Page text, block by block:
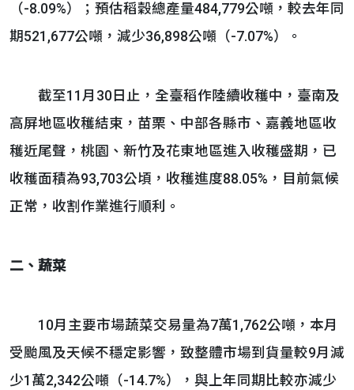
（-8.09%）；預估稻穀總產量484,779公噸，較去年同
期521,677公噸，減少36,898公噸（-7.07%）。
截至11月30日止，全臺稻作陸續收穫中，臺南及
高屏地區收穫結束，苗栗、中部各縣市、嘉義地區收
穫近尾聲，桃園、新竹及花東地區進入收穫盛期，已
收穫面積為93,703公頃，收穫進度88.05%，目前氣候
正常，收割作業進行順利。
二、蔬菜
10月主要市場蔬菜交易量為7萬1,762公噸，本月
受颱風及天候不穩定影響，致整體市場到貨量較9月減
少1萬2,342公噸（-14.7%），與上年同期比較亦減少